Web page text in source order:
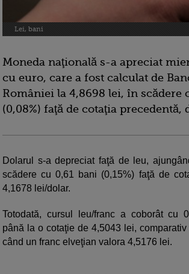
Lei, bani
Moneda naţională s-a apreciat
cu euro, care a fost calculat de
României la 4,8698 lei, în scădere
(0,08%) faţă de cotaţia precedentă,
Dolarul s-a depreciat faţă de leu,
scădere cu 0,61 bani (0,15%) faţă de
4,1678 lei/dolar.
Totodată, cursul leu/franc a coborât cu
până la o cotaţie de 4,5043 lei,
când un franc elveţian valora 4,5176 lei.